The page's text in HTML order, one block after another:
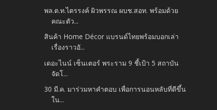
พล.ต.ท.ไตรรงค์ ผิวพรรณ ผบช.สอท. พร้อมด้วย
คณะตัว...
สินค้า Home Décor แบรนด์ไทยพร้อมบอกเล่า
เรื่องราวอั...
เดอะไนน์ เซ็นเตอร์ พระราม 9 ชี้เป้า 5 สถาบัน
จัดโ...
30 มี.ค. มาร่วมหาคำตอบ เพื่อการนอนหลับที่ดีขึ้น
ใน...